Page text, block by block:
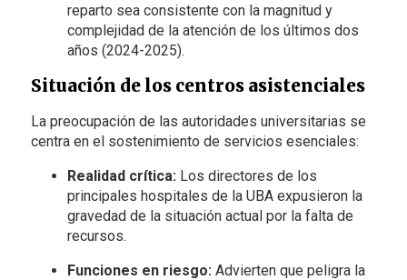
reparto sea consistente con la magnitud y
complejidad de la atención de los últimos dos
años (2024-2025).
Situación de los centros asistenciales
La preocupación de las autoridades universitarias se
centra en el sostenimiento de servicios esenciales:
Realidad crítica:Los directores de los
principales hospitales de la UBA expusieron la
gravedad de la situación actual por la falta de
recursos.
Funciones en riesgo:Advierten que peligra la